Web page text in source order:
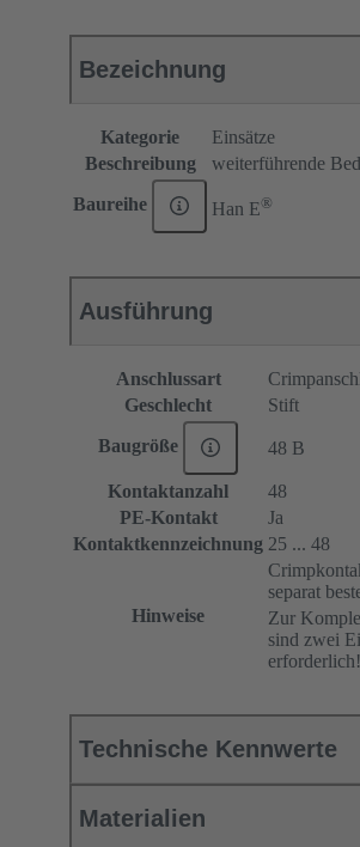
Bezeichnung
Kategorie
Einsätze
Beschreibung
weiterführende
Baureihe Han E®
Ausführung
Anschlussart
Geschlecht
Stift
Baugröße 48 B
Kontaktanzahl
48
PE-Kontakt
Ja
Kontaktkennzeichnung 25 ... 48
Hinweise
separat
Zur
sind zwei
erforderlich!
Technische Kennwerte
Materialien